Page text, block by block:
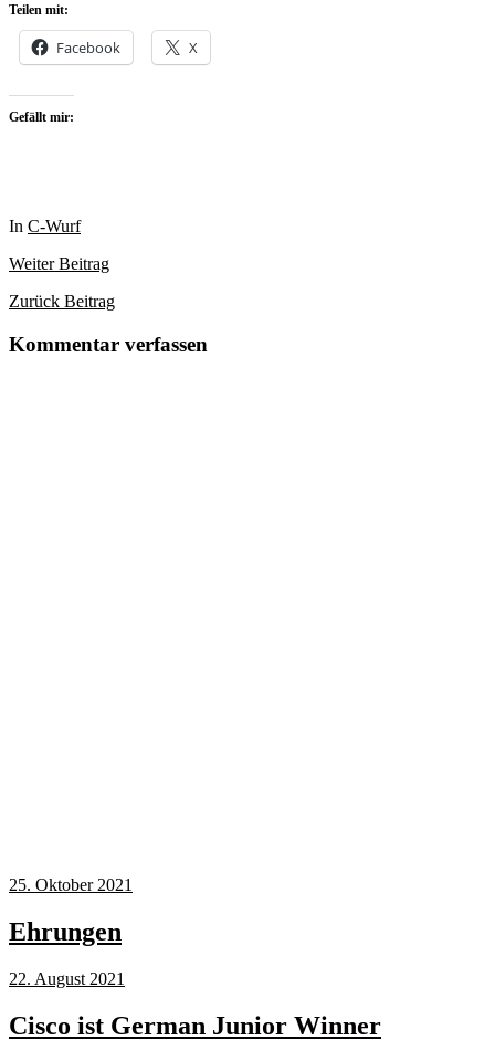
Teilen mit:
Facebook X
Gefällt mir:
In C-Wurf
WeiterBeitrag
Zurück Beitrag
Kommentar verfassen
25. Oktober 2021
Ehrungen
22. August 2021
Cisco ist German Junior Winner